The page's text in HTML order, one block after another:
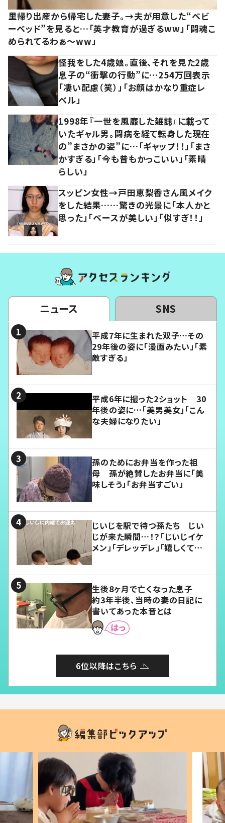
里帰り出産から帰宅した妻子。→夫が用意した“ベビ
ーベッド”を見ると…「英才教育が過ぎるww」「闘魂こ
められてるわぁ～ww」
怪我をした4歳娘。直後、それを見た2歳
息子の“衝撃の行動”に…254万回表示
「凄い配慮（笑）」「お顔はかなり重症レ
ベル」
1998年『一世を風靡した雑誌』に載って
いたギャル男。闘病を経て転身した現在
の”まさかの姿”に…「ギャップ！！」「まさ
かすぎる」「今も昔もかっこいい」「素晴
らしい」
スッピン女性→戸田恵梨香さん風メイク
をした結果……驚きの光景に「本人かと
思った」「ベースが美しい」「似すぎ！！」
ニュース SNS
平成7年に生まれた双子…その
29年後の姿に「漫画みたい」「素
敵すぎる」
平成6年に撮った2ショット 30
年後の姿に…「美男美女」「こん
な夫婦になりたい」
孫のためにお弁当を作った祖
母 孫が絶賛したお弁当に「美
味しそう」「お弁当すごい」
じいじを駅で待つ孫たち じい
じが来た瞬間…！？「じいじイケ
メン」「デレッデレ」「嬉しくて可
生後8ヶ月で亡くなった息子
約3年半後、当時の妻の日記に
書いてあった本音とは
6位以降はこちら